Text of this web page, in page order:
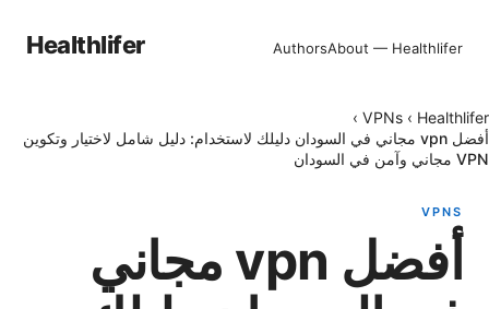
Healthlifer AuthorsAbout — Healthlifer
Healthlifer
›
VPNs
›
أفضل vpn مجاني في السودان دليلك لاستخدام: دليل شامل لاختيار وتكوين
VPN مجاني وآمن في السودان
VPNS
أفضل vpn مجاني